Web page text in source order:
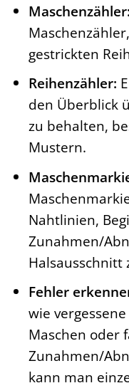
Maschenzähler:
gestrickten
Reihenzähler:
den Überblick
zu behalten,
Mustern.
Nahtlinien,
Zunahmen/
Halsausschnitt
Fehler
wie
Maschen oder
Zunahmen/
kann man